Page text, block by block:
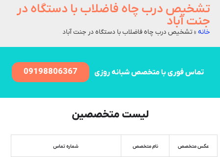
تشخیص درب چاه فاضلاب با دستگاه در
جنت آباد
خانه »تشخیص درب چاه فاضلاب با دستگاه در جنت آباد
تماس فوری با متخصص شبانه روزی 09198806367
لیست متخصصین
عکس متخصص نام متخصص شماره تماس